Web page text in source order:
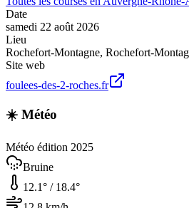
Date
samedi 22 août 2026
Lieu
Rochefort-Montagne, Rochefort-
Site web
foulees-des-2-roches.fr
☀️ Météo
Météo édition 2025
Bruine
12.1° / 18.4°